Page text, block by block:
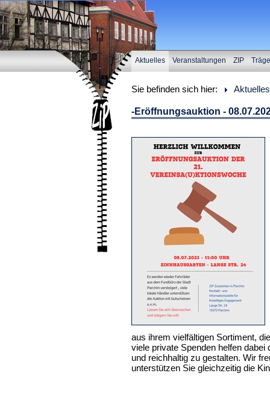
Aktuelles Veranstaltungen ZIP
Sie befinden sich hier: Aktuelles
-Eröffnungsauktion -
aus ihrem vielfältigen Sortiment,
viele private Spenden helfen dabei
und reichhaltig zu gestalten. Wir
unterstützen Sie gleichzeitig die